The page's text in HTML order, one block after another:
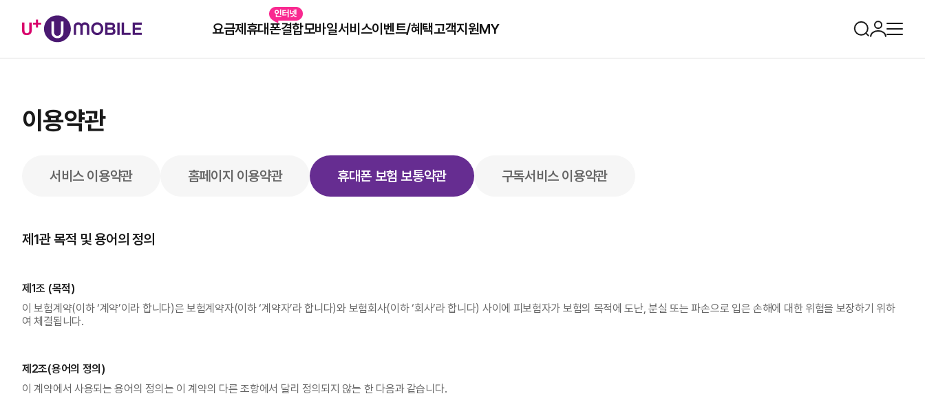
요금제 휴대폰결합모바일서비스이벤트/혜택고객지원MY
4 보험 4 번호도용문자차단
이용약관
서비스 이용약관 홈페이지 이용약관 휴대폰 보험 보통약관 구독서비스 이용약관
제1관 목적 및 용어의 정의
제1조 (목적)
이 보험계약(이하 ‘계약’이라 합니다)은 보험계약자(이하 ‘계약자’라 합니다)와 보험회사(이하 ‘회사’라 합니다) 사이에 피보험자가 보험의 목적에 도난, 분실 또는 파손으로 입은 손해에 대한 위험을 보장하기 위하
여 체결됩니다.
제2조(용어의 정의)
이 계약에서 사용되는 용어의 정의는 이 계약의 다른 조항에서 달리 정의되지 않는 한 다음과 같습니다.